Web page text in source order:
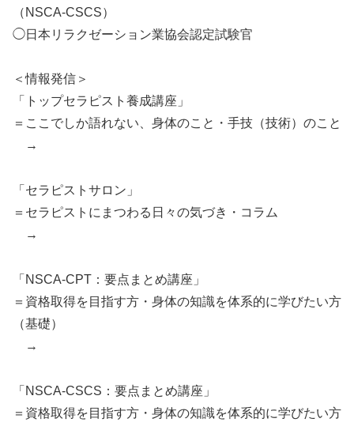
（NSCA-CSCS）
◯日本リラクゼーション業協会認定試験官
＜情報発信＞
「トップセラピスト養成講座」
＝ここでしか語れない、身体のこと・手技（技術）のこと
→
「セラピストサロン」
＝セラピストにまつわる日々の気づき・コラム
→
「NSCA-CPT：要点まとめ講座」
＝資格取得を目指す方・身体の知識を体系的に学びたい方
（基礎）
→
「NSCA-CSCS：要点まとめ講座」
＝資格取得を目指す方・身体の知識を体系的に学びたい方